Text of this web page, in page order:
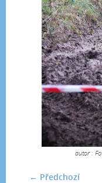
autor :
← Předchozí